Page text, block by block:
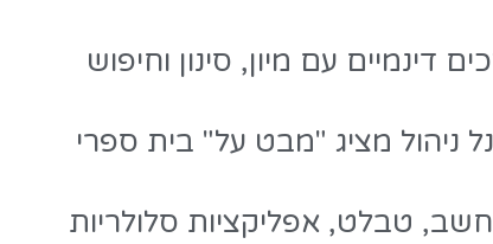
דינמיים עם מיון, סינון וחיפוש
ניהול מציג "מבט על" בית ספרי
טבלט, אפליקציות סלולריות